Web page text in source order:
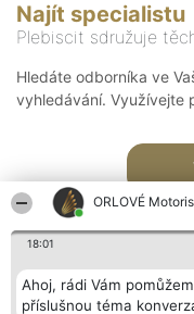
ORLOVÉ
18:01
Ahoj, rádi Vám
příslušnou téma
Najít specialistu
Plebiscit sdružuje
Hledáte odborníka ve
vyhledávání. Využívejte